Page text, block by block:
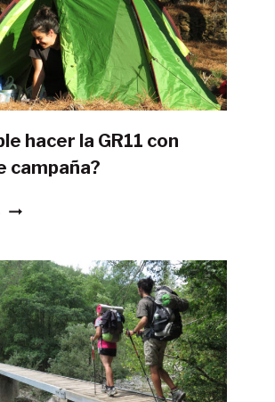
hacer la GR11 con
campaña?
¿ES
LA
GR11
CON
TIENDA
DE
CAMPAÑA?